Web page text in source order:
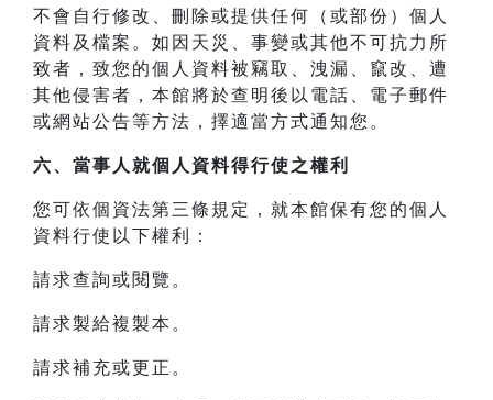
不會自行修改、刪除或提供任何（或部份）個人
資料及檔案。如因天災、事變或其他不可抗力所
致者，致您的個人資料被竊取、洩漏、竄改、遭
其他侵害者，本館將於查明後以電話、電子郵件
或網站公告等方法，擇適當方式通知您。
六、當事人就個人資料得行使之權利
您可依個資法第三條規定，就本館保有您的個人
資料行使以下權利：
請求查詢或閱覽。
請求製給複製本。
請求補充或更正。